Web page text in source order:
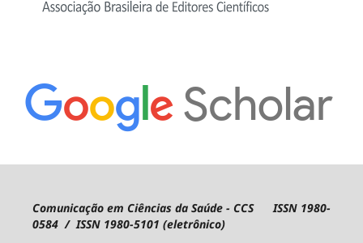
Comunicação em Ciências da Saúde - CCS ISSN 1980-
0584 / ISSN 1980-5101 (eletrônico)